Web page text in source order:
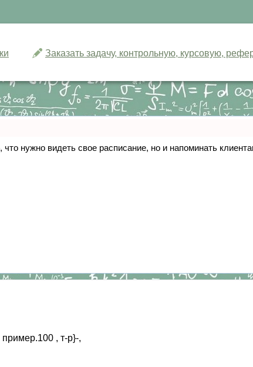
Заказать задачу, контрольную, курсовую,
нужно видеть свое расписание, но и напоминать
, т-р}-,